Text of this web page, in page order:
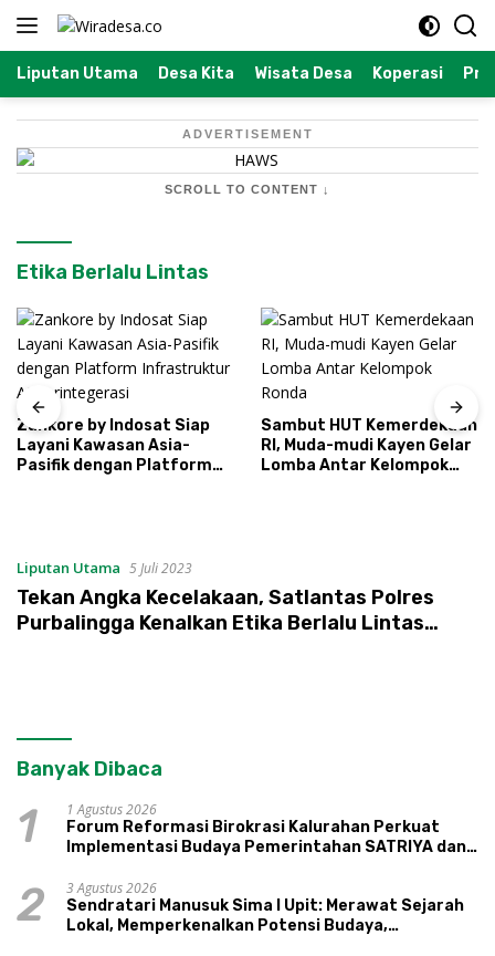
Langsung
Liputan Utama Desa Kita Wisata Desa Koperasi
ADVERTISEMENT
SCROLL TO CONTENT ↓
Etika Berlalu Lintas
Zankore by Indosat Siap
Layani Kawasan Asia-
Pasifik dengan Platform
Sambut HUT Kemerdekaan
RI, Muda-mudi Kayen Gelar
Lomba Antar Kelompok
Liputan Utama 5 Juli 2023
Tekan Angka Kecelakaan, Satlantas Polres
Purbalingga Kenalkan Etika Berlalu Lintas
Banyak Dibaca
1
1 Agustus 2026
Forum Reformasi Birokrasi Kalurahan Perkuat
Implementasi Budaya Pemerintahan SATRIYA dan
2
3 Agustus 2026
Sendratari Manusuk Sima I Upit: Merawat Sejarah
Lokal, Memperkenalkan Potensi Budaya,